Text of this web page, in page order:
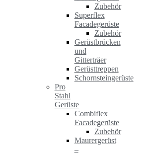
Zubehör
Superflex
Facadegerüste
Zubehör
Gerüstbrücken
und
Gitterträer
Gerüsttreppen
Schornsteingerüste
Pro
Stahl
Gerüste
Combiflex
Facadegerüste
Zubehör
Maurergerüst
–